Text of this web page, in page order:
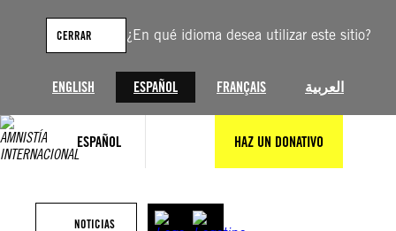
¿En qué idioma desea utilizar este sitio?
ENGLISH ESPAÑOL FRANÇAIS العربية
CERRAR
ESPAÑOL HAZ UN DONATIVO
contenido
NOTICIAS